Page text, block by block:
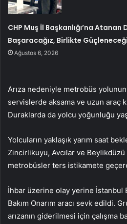
CHP Muş İl Başkanlığı’na
Başaracağız, Birlikte
Ağustos 6, 2026
Arıza nedeniyle metrobüs yolunun
servislerde aksama ve uzun araç
Duraklarda da yolcu yoğunluğu
Yolcuların yaklaşık yarım saat
Zincirlikuyu, Avcılar ve
metrobüsler ters istikamete
İhbar üzerine olay yerine İstanbul
Bakım Onarım aracı sevk edildi.
arızanın giderilmesi için çalışma